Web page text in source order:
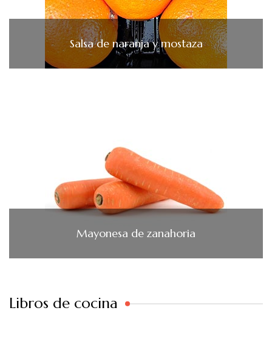
Salsa de naranja y mostaza
Mayonesa de zanahoria
Libros de cocina